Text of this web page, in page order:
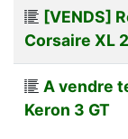
[VENDS]
Corsaire XL
A vendre
Keron 3 GT